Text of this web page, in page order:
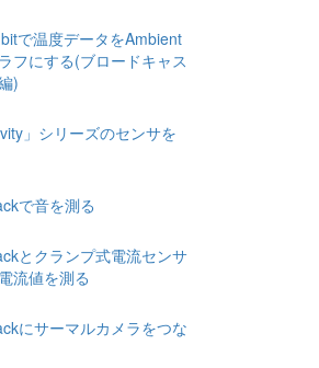
で温度データをAmbient
フにする(ブロードキャス
)
」シリーズのセンサを
で音を測る
とクランプ式電流センサ
流値を測る
にサーマルカメラをつな